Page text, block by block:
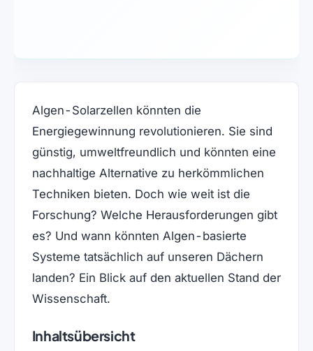
Algen-Solarzellen könnten die
Energiegewinnung revolutionieren. Sie sind
günstig, umweltfreundlich und könnten eine
nachhaltige Alternative zu herkömmlichen
Techniken bieten. Doch wie weit ist die
Forschung? Welche Herausforderungen gibt
es? Und wann könnten Algen-basierte
Systeme tatsächlich auf unseren Dächern
landen? Ein Blick auf den aktuellen Stand der
Wissenschaft.
Inhaltsübersicht